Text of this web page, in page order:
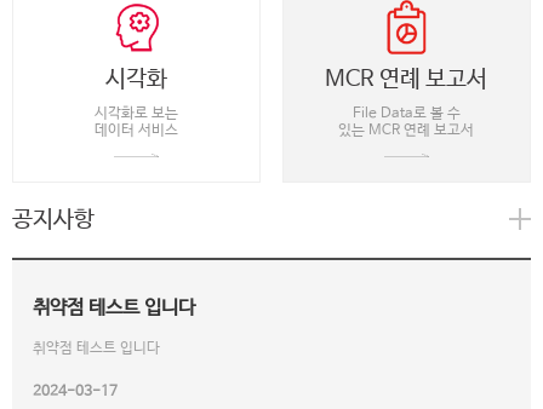
시각화
시각화로 보는
데이터 서비스
MCR 연례 보고서
File Data로 볼 수
있는 MCR 연례 보고서
공지사항
취약점 테스트 입니다
취약점 테스트 입니다
2024-03-17